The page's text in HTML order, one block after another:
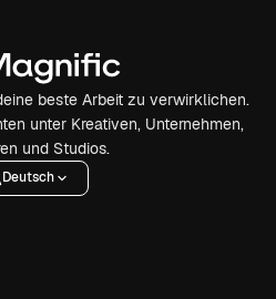
beste Arbeit zu verwirklichen.
unter Kreativen, Unternehmen,
und Studios.
Deutsch